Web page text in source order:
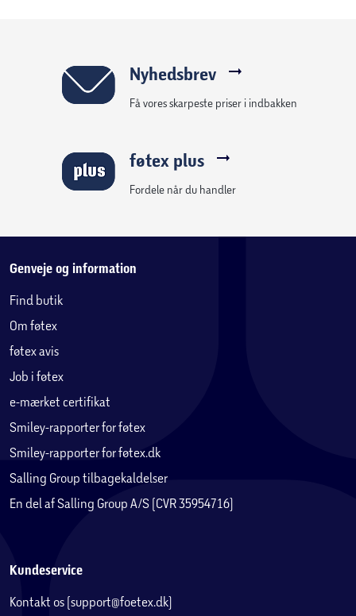
Nyhedsbrev
Få vores skarpeste priser i indbakken
føtex plus
Fordele når du handler
Genveje og information
Find butik
Om føtex
føtex avis
Job i føtex
e-mærket certifikat
Smiley-rapporter for føtex
Smiley-rapporter for føtex.dk
Salling Group tilbagekaldelser
En del af Salling Group A/S (CVR 35954716)
Kundeservice
Kontakt os (support@foetex.dk)